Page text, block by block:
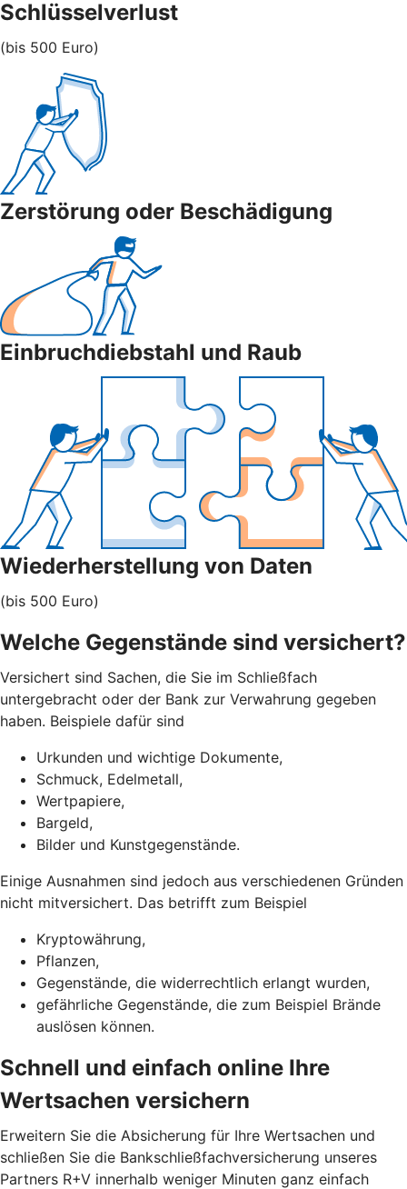
Schlüsselverlust
(bis 500 Euro)
Zerstörung oder Beschädigung
Einbruchdiebstahl und Raub
Wiederherstellung von Daten
(bis 500 Euro)
Welche Gegenstände sind versichert?
Versichert sind Sachen, die Sie im Schließfach
untergebracht oder der Bank zur Verwahrung gegeben
haben. Beispiele dafür sind
Urkunden und wichtige Dokumente,
Schmuck, Edelmetall,
Wertpapiere,
Bargeld,
Bilder und Kunstgegenstände.
Einige Ausnahmen sind jedoch aus verschiedenen Gründen
nicht mitversichert. Das betrifft zum Beispiel
Kryptowährung,
Pflanzen,
Gegenstände, die widerrechtlich erlangt wurden,
gefährliche Gegenstände, die zum Beispiel Brände
auslösen können.
Schnell und einfach online Ihre
Wertsachen versichern
Erweitern Sie die Absicherung für Ihre Wertsachen und
schließen Sie die Bankschließfachversicherung unseres
Partners R+V innerhalb weniger Minuten ganz einfach